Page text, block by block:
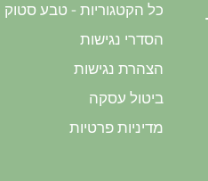
כל הקטגוריות - טבע סטוק
הסדרי נגישות
הצהרת נגישות
ביטול עסקה
מדיניות פרטיות